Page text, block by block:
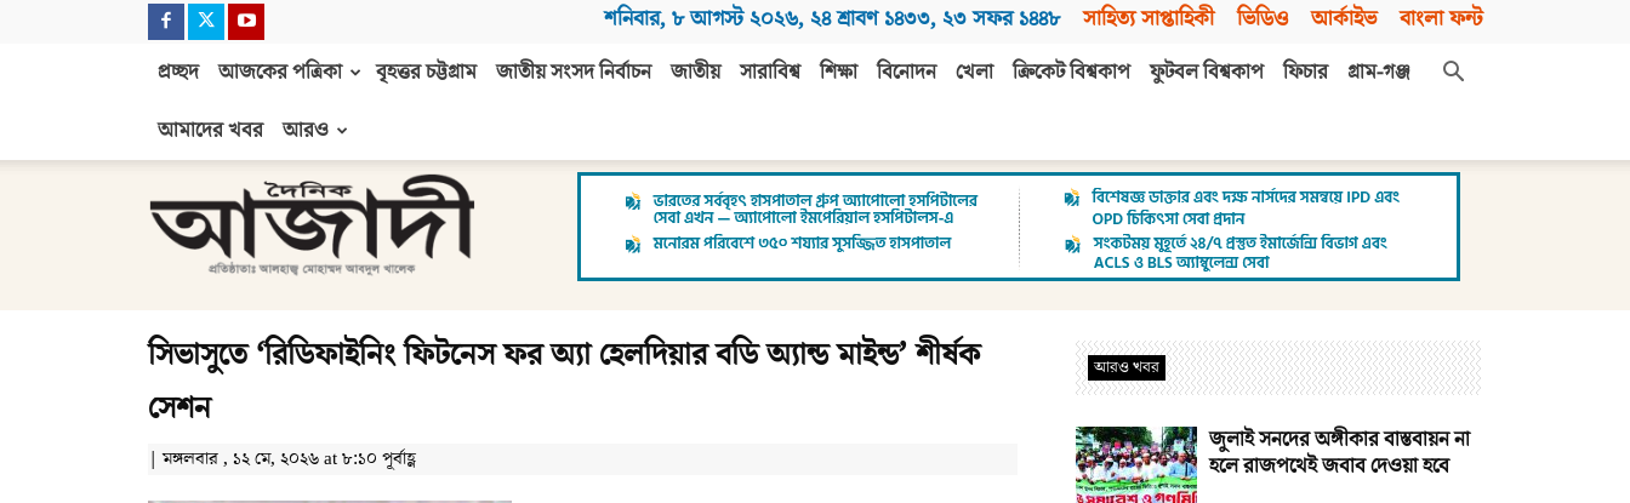
শনিবার, ৮ আগস্ট ২০২৬, ২৪ শ্রাবণ ১৪৩৩, ২৩ সফর ১৪৪৮ সাহিত্য সাপ্তাহিকী ভিডিও আর্কাইভ বাংলা ফন্ট
প্রচ্ছদ আজকের পত্রিকা বৃহত্তর চট্টগ্রাম জাতীয় সংসদ নির্বাচন জাতীয় সারাবিশ্ব শিক্ষা বিনোদন খেলা ক্রিকেট বিশ্বকাপ ফুটবল বিশ্বকাপ ফিচার
গ্রাম-গঞ্জ
আমাদের খবর
আরও
আজাদী
সিভাসুতে ‘রিডিফাইনিং ফিটনেস ফর অ্যা হেলদিয়ার বডি অ্যান্ড মাইন্ড’ শীর্ষক
সেশন
| মঙ্গলবার , ১২ মে, ২০২৬ at ৮:১০ পূর্বাহ্ণ
আরও খবর
জুলাই সনদের অঙ্গীকার বাস্তবায়ন না
হলে রাজপথেই জবাব দেওয়া হবে